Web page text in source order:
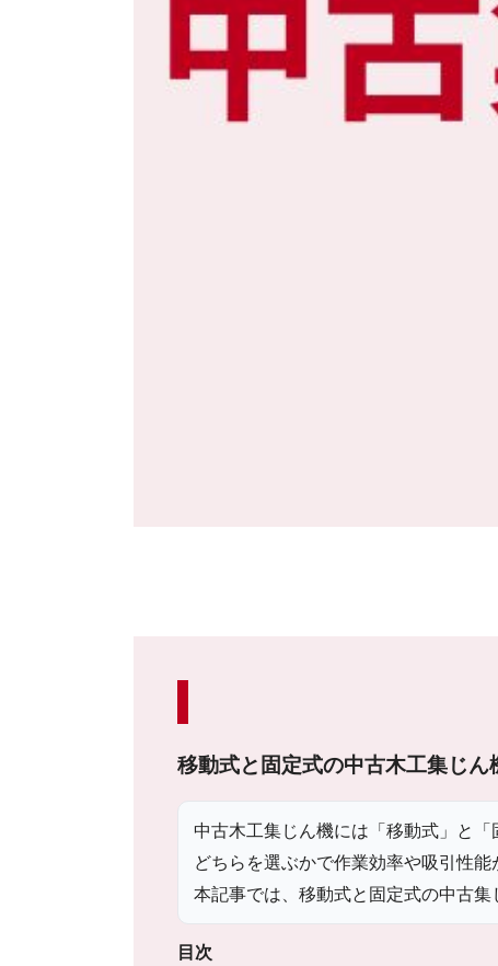
移動式と固定式の中古木工集じん
中古木工集じん機には「移動式」と
どちらを選ぶかで作業効率や吸引性
本記事では、移動式と固定式の中古集
目次